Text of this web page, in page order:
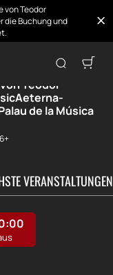
von Teodor
die Buchung und
Teodor
de la Música
VERANSTALTUNGEN